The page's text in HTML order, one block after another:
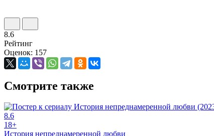
8.6
Рейтинг
Оценок: 157
Смотрите также
8.6
18+
История непреднамеренной любви